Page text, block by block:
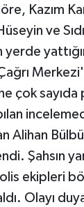
Kazım
ve
çok sayıda
Alihan
Şahsın
ekipleri
Olayı